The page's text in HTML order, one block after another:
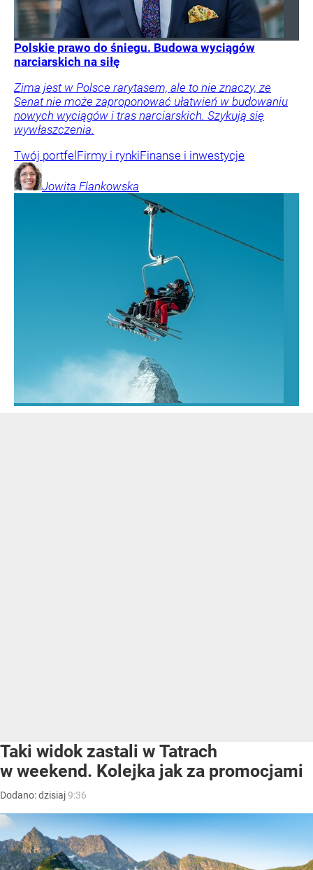
Polskie prawo do śniegu. Budowa wyciągów
narciarskich na siłę
Zima jest w Polsce rarytasem, ale to nie znaczy, ze
Senat nie może zaproponować ułatwień w budowaniu
nowych wyciągów i tras narciarskich. Szykują się
wywłaszczenia.
Twój portfelFirmy i rynkiFinanse i inwestycje
Jowita Flankowska
Taki widok zastali w Tatrach
w weekend. Kolejka jak za promocjami
Dodano:dzisiaj9:36